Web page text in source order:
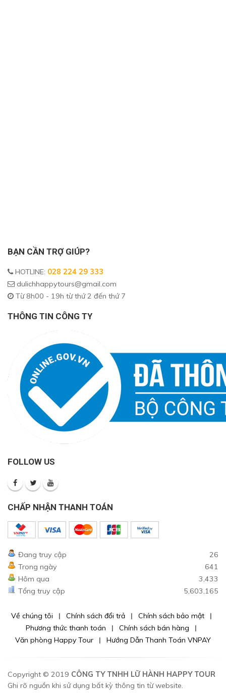
BẠN CẦN TRỢ GIÚP?
HOTLINE: 028 224 29 333
dulichhappytours@gmail.com
Từ 8h00 - 19h từ thứ 2 đến thứ 7
THÔNG TIN CÔNG TY
FOLLOW US
CHẤP NHẬN THANH TOÁN
Đang truy cập
26
Trong ngày
641
Hôm qua
3,433
Tổng truy cập
5,603,165
Về chúng tôi Chính sách đổi trả
Chính sách bảo mật
Phương thức thanh toán
Chính sách bán hàng
Văn phòng Happy Tour
Hướng Dẫn Thanh Toán VNPAY
Copyright © 2019 CÔNG TY TNHH LỮ HÀNH HAPPY TOUR
Ghi rõ nguồn khi sử dụng bất kỳ thông tin từ website.